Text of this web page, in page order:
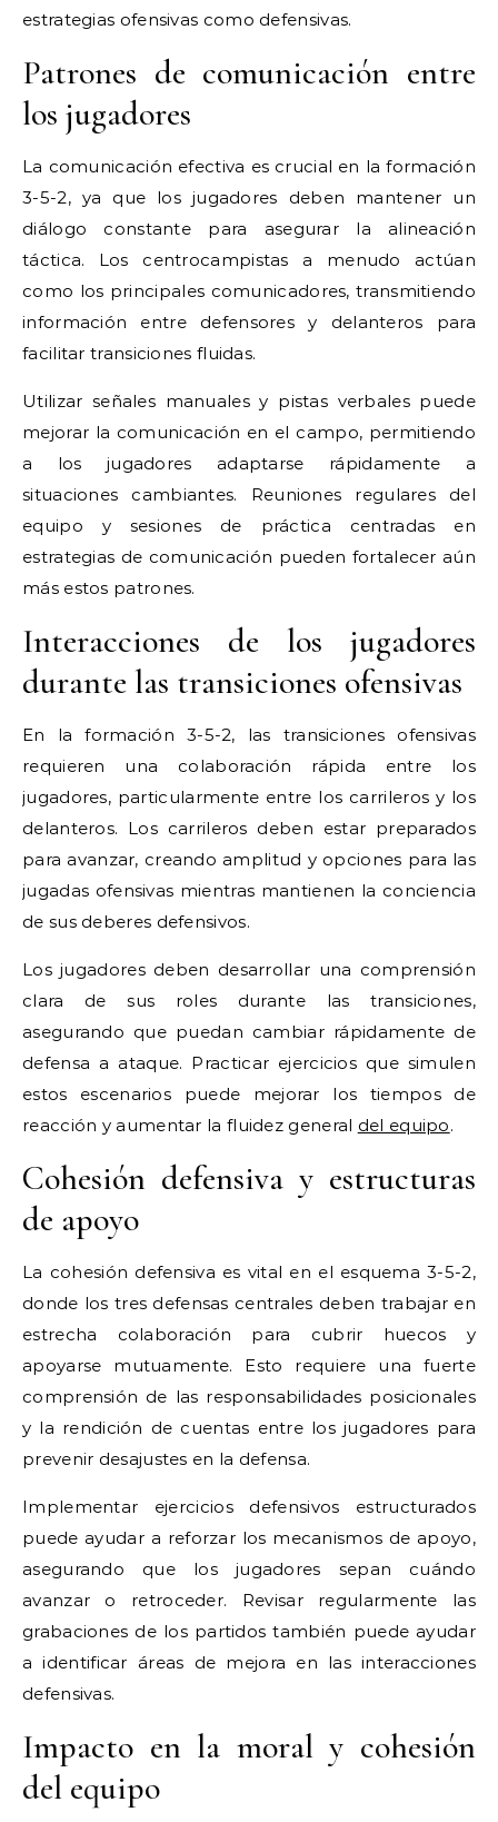
estrategias ofensivas como defensivas.
Patrones de comunicación entre
los jugadores
La comunicación efectiva es crucial en la formación
3-5-2, ya que los jugadores deben mantener un
diálogo constante para asegurar la alineación
táctica. Los centrocampistas a menudo actúan
como los principales comunicadores, transmitiendo
información entre defensores y delanteros para
facilitar transiciones fluidas.
Utilizar señales manuales y pistas verbales puede
mejorar la comunicación en el campo, permitiendo
a los jugadores adaptarse rápidamente a
situaciones cambiantes. Reuniones regulares del
equipo y sesiones de práctica centradas en
estrategias de comunicación pueden fortalecer aún
más estos patrones.
Interacciones de los jugadores
durante las transiciones ofensivas
En la formación 3-5-2, las transiciones ofensivas
requieren una colaboración rápida entre los
jugadores, particularmente entre los carrileros y los
delanteros. Los carrileros deben estar preparados
para avanzar, creando amplitud y opciones para las
jugadas ofensivas mientras mantienen la conciencia
de sus deberes defensivos.
Los jugadores deben desarrollar una comprensión
clara de sus roles durante las transiciones,
asegurando que puedan cambiar rápidamente de
defensa a ataque. Practicar ejercicios que simulen
estos escenarios puede mejorar los tiempos de
reacción y aumentar la fluidez general del equipo.
Cohesión defensiva y estructuras
de apoyo
La cohesión defensiva es vital en el esquema 3-5-2,
donde los tres defensas centrales deben trabajar en
estrecha colaboración para cubrir huecos y
apoyarse mutuamente. Esto requiere una fuerte
comprensión de las responsabilidades posicionales
y la rendición de cuentas entre los jugadores para
prevenir desajustes en la defensa.
Implementar ejercicios defensivos estructurados
puede ayudar a reforzar los mecanismos de apoyo,
asegurando que los jugadores sepan cuándo
avanzar o retroceder. Revisar regularmente las
grabaciones de los partidos también puede ayudar
a identificar áreas de mejora en las interacciones
defensivas.
Impacto en la moral y cohesión
del equipo